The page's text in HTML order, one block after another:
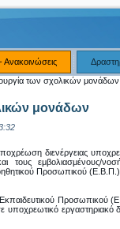
Ανακοινώσεις
των σχολικών μονάδων
μονάδων
διενέργειας
τους εμβολιασμένους/
Προσωπικού (Ε.Β.Π.),
Εκπαιδευτικού
υποχρεωτικό